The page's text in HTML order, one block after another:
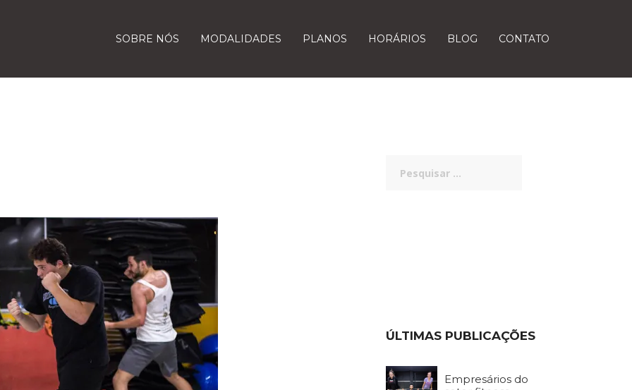
SOBRE NÓS MODALIDADES PLANOS HORÁRIOS BLOG CONTATO
por:
ÚLTIMAS PUBLICAÇÕES
Empresários do